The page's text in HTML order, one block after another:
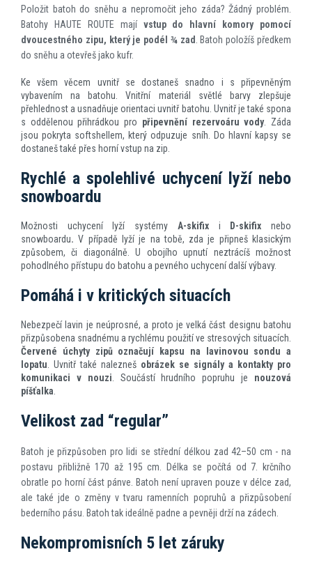
Položit batoh do sněhu a nepromočit jeho záda? Žádný problém.
Batohy HAUTE ROUTE mají vstup do hlavní komory pomocí
dvoucestného zipu, který je podél ¾ zad
. Batoh položíš předkem
do sněhu a otevřeš jako kufr.
Ke všem věcem uvnitř se dostaneš snadno i s připevněným
vybavením na batohu. Vnitřní materiál světlé barvy zlepšuje
přehlednost a usnadňuje orientaci uvnitř batohu. Uvnitř je také spona
s oddělenou přihrádkou pro připevnění rezervoáru vody. Záda
jsou pokryta softshellem, který odpuzuje sníh. Do hlavní kapsy se
dostaneš také přes horní vstup na zip.
Rychlé a spolehlivé uchycení lyží nebo
snowboardu
Možnosti uchycení lyží systémy A-skifix i D-skifixnebo
snowboardu. V případě lyží je na tobě, zda je připneš klasickým
způsobem, či diagonálně. U obojího upnutí neztrácíš možnost
pohodlného přístupu do batohu a pevného uchycení další výbavy.
Pomáhá i v kritických situacích
Nebezpečí lavin je neúprosné, a proto je velká část designu batohu
přizpůsobena snadnému a rychlému použití ve stresových situacích.
Červené úchyty zipů označují kapsu na lavinovou sondu a
lopatu . Uvnitř také nalezneš obrázek se signály a kontakty pro
komunikaci v nouzi . Součástí hrudního popruhu je nouzová
píšťalka
Velikost zad “regular”
Batoh je přizpůsoben pro lidi se střední délkou zad 42–50 cm - na
postavu přibližně 170 až 195 cm. Délka se počítá od 7. krčního
obratle po horní část pánve. Batoh není upraven pouze v délce zad,
ale také jde o změny v tvaru ramenních popruhů a přizpůsobení
bederního pásu. Batoh tak ideálně padne a pevněji drží na zádech.
Nekompromisních 5 let záruky